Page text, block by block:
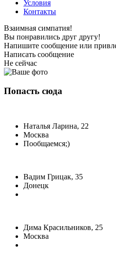
Условия
Контакты
Взаимная симпатия!
Вы понравились друг другу!
Напишите сообщение или
Написать сообщение
Не сейчас
Попасть сюда
Наталья Ларина, 22
Москва
Пообщаемся;)
Вадим Грицак, 35
Донецк
Дима Красильников, 25
Москва